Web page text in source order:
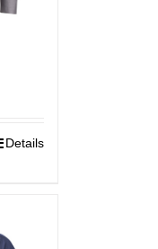
Details